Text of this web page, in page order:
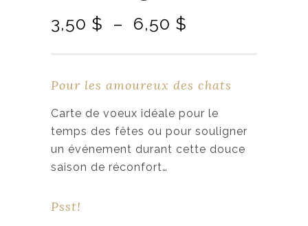
3,50 $ – 6,50 $
e
d
e
p
Pour les amoureux des chats
Carte de voeux idéale pour le
temps des fêtes ou pour souligner
un événement durant cette douce
saison de réconfort…
Psst!